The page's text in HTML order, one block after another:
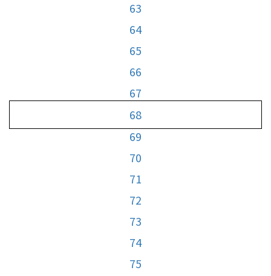
63
64
65
66
67
68
69
70
71
72
73
74
75